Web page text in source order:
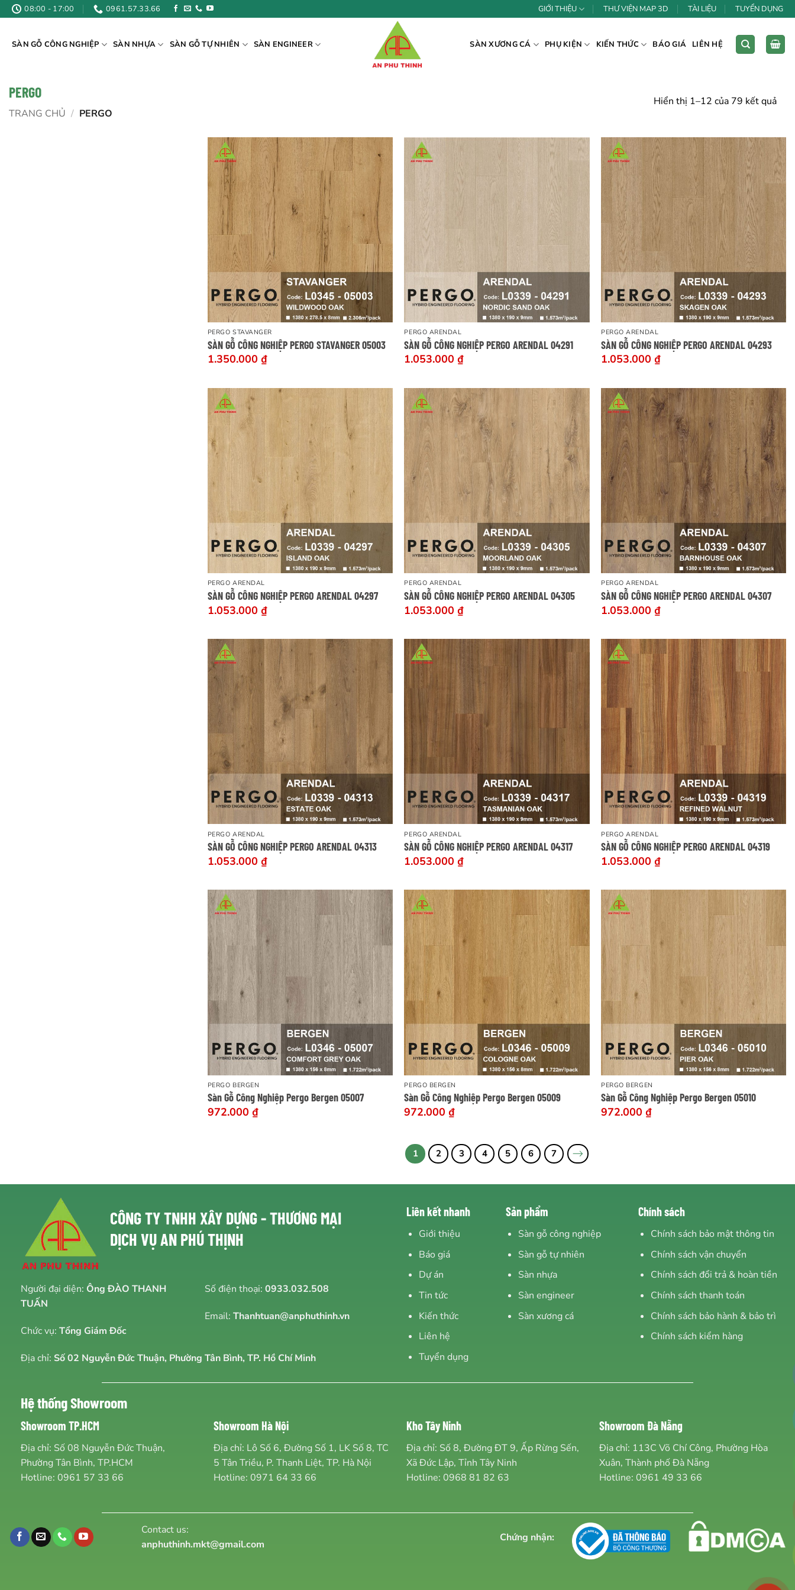
qua
dung
08:00 - 17:00 0961.57.33.66 GIỚI THIỆU THƯ VIỆN MAP 3D TÀI LIỆU TUYỂN DỤNG
SÀN GỖ CÔNG NGHIỆP SÀN NHỰA SÀN GỖ TỰ NHIÊN SÀN ENGINEER SÀN XƯƠNG CÁ PHỤ KIỆN KIẾN THỨC BÁO GIÁ LIÊN HỆ
PERGO
TRANG CHỦ / PERGO
Hiển thị 1–12 của 79 kết quả
PERGO STAVANGER
SÀN GỖ CÔNG NGHIỆP PERGO STAVANGER 05003
1.350.000 ₫
PERGO ARENDAL
SÀN GỖ CÔNG NGHIỆP PERGO ARENDAL 04291
1.053.000₫
PERGO ARENDAL
SÀN GỖ CÔNG NGHIỆP PERGO ARENDAL 04293
1.053.000₫
PERGO ARENDAL
SÀN GỖ CÔNG NGHIỆP PERGO ARENDAL 04297
1.053.000 ₫
PERGO ARENDAL
SÀN GỖ CÔNG NGHIỆP PERGO ARENDAL 04305
1.053.000₫
PERGO ARENDAL
SÀN GỖ CÔNG NGHIỆP PERGO ARENDAL 04307
1.053.000₫
PERGO ARENDAL
SÀN GỖ CÔNG NGHIỆP PERGO ARENDAL 04313
1.053.000 ₫
PERGO ARENDAL
SÀN GỖ CÔNG NGHIỆP PERGO ARENDAL 04317
1.053.000₫
PERGO ARENDAL
SÀN GỖ CÔNG NGHIỆP PERGO ARENDAL 04319
1.053.000₫
PERGO BERGEN
Sàn Gỗ Công Nghiệp Pergo Bergen 05007
972.000 ₫
PERGO BERGEN
Sàn Gỗ Công Nghiệp Pergo Bergen 05009
972.000₫
PERGO BERGEN
Sàn Gỗ Công Nghiệp Pergo Bergen 05010
972.000₫
1 2 3 4 5 6 7
CÔNG TY TNHH XÂY DỰNG - THƯƠNG MẠI
DỊCH VỤ AN PHÚ THỊNH
Người đại diện: Ông ĐÀO THANH
TUẤN
Chức vụ: Tổng Giám Đốc
Số điện thoại: 0933.032.508
Email: Thanhtuan@anphuthinh.vn
Địa chỉ: Số 02 Nguyễn Đức Thuận, Phường Tân Bình, TP. Hồ Chí Minh
Liên kết nhanh
Giới thiệu
Báo giá
Dự án
Tin tức
Kiến thức
Liên hệ
Tuyển dụng
Sản phẩm
Sàn gỗ công nghiệp
Sàn gỗ tự nhiên
Sàn nhựa
Sàn engineer
Sàn xương cá
Chính sách
Chính sách bảo mật thông tin
Chính sách vận chuyển
Chính sách đổi trả & hoàn tiền
Chính sách thanh toán
Chính sách bảo hành & bảo trì
Chính sách kiểm hàng
Hệ thống Showroom
Showroom TP.HCM
Địa chỉ: Số 08 Nguyễn Đức Thuận,
Phường Tân Bình, TP.HCM
Hotline: 0961 57 33 66
Showroom Hà Nội
Địa chỉ: Lô Số 6, Đường Số 1, LK Số 8, TC
5 Tân Triều, P. Thanh Liệt, TP. Hà Nội
Hotline: 0971 64 33 66
Kho Tây Ninh
Địa chỉ: Số 8, Đường ĐT 9, Ấp Rừng Sến,
Xã Đức Lập, Tỉnh Tây Ninh
Hotline: 0968 81 82 63
Showroom Đà Nẵng
Địa chỉ: 113C Võ Chí Công, Phường Hòa
Xuân, Thành phố Đà Nẵng
Hotline: 0961 49 33 66
Contact us:
anphuthinh.mkt@gmail.com
Chứng nhận: